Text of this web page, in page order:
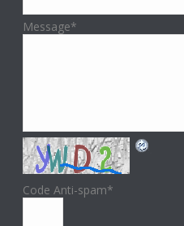
Message*
Code Anti-spam*